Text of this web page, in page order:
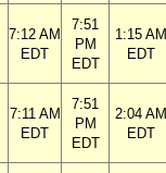
7:12 AM
EDT
7:51
PM
EDT
1:15 AM
EDT
7:11 AM
EDT
7:51
PM
EDT
2:04 AM
EDT